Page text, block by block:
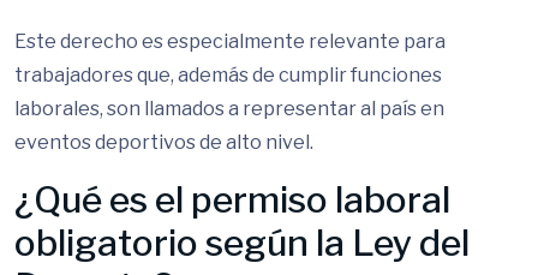
Este derecho es especialmente relevante para
trabajadores que, además de cumplir funciones
laborales, son llamados a representar al país en
eventos deportivos de alto nivel.
¿Qué es el permiso laboral
obligatorio según la Ley del